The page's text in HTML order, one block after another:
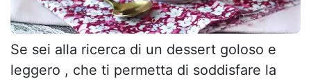
Se sei alla ricerca di un dessert goloso e
leggero , che ti permetta di soddisfare la